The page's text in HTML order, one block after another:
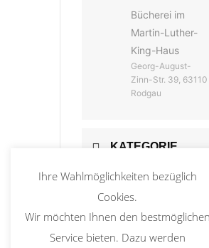
Bücherei im
Martin-Luther-
King-Haus
Georg-August-
Zinn-Str. 39, 63110
Rodgau
KATEGORIE
Bücherei
Ihre Wahlmöglichkeiten bezüglich
Cookies.
Wir möchten Ihnen den bestmöglichen
Service bieten. Dazu werden